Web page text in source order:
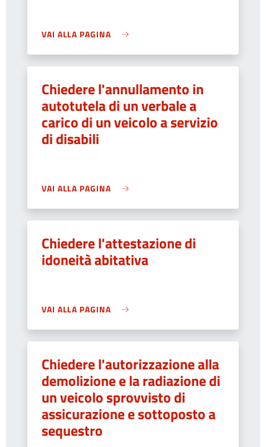
VAI ALLA PAGINA
Chiedere l'annullamento in
autotutela di un verbale a
carico di un veicolo a servizio
di disabili
VAI ALLA PAGINA
Chiedere l'attestazione di
idoneità abitativa
VAI ALLA PAGINA
Chiedere l'autorizzazione alla
demolizione e la radiazione di
un veicolo sprovvisto di
assicurazione e sottoposto a
sequestro